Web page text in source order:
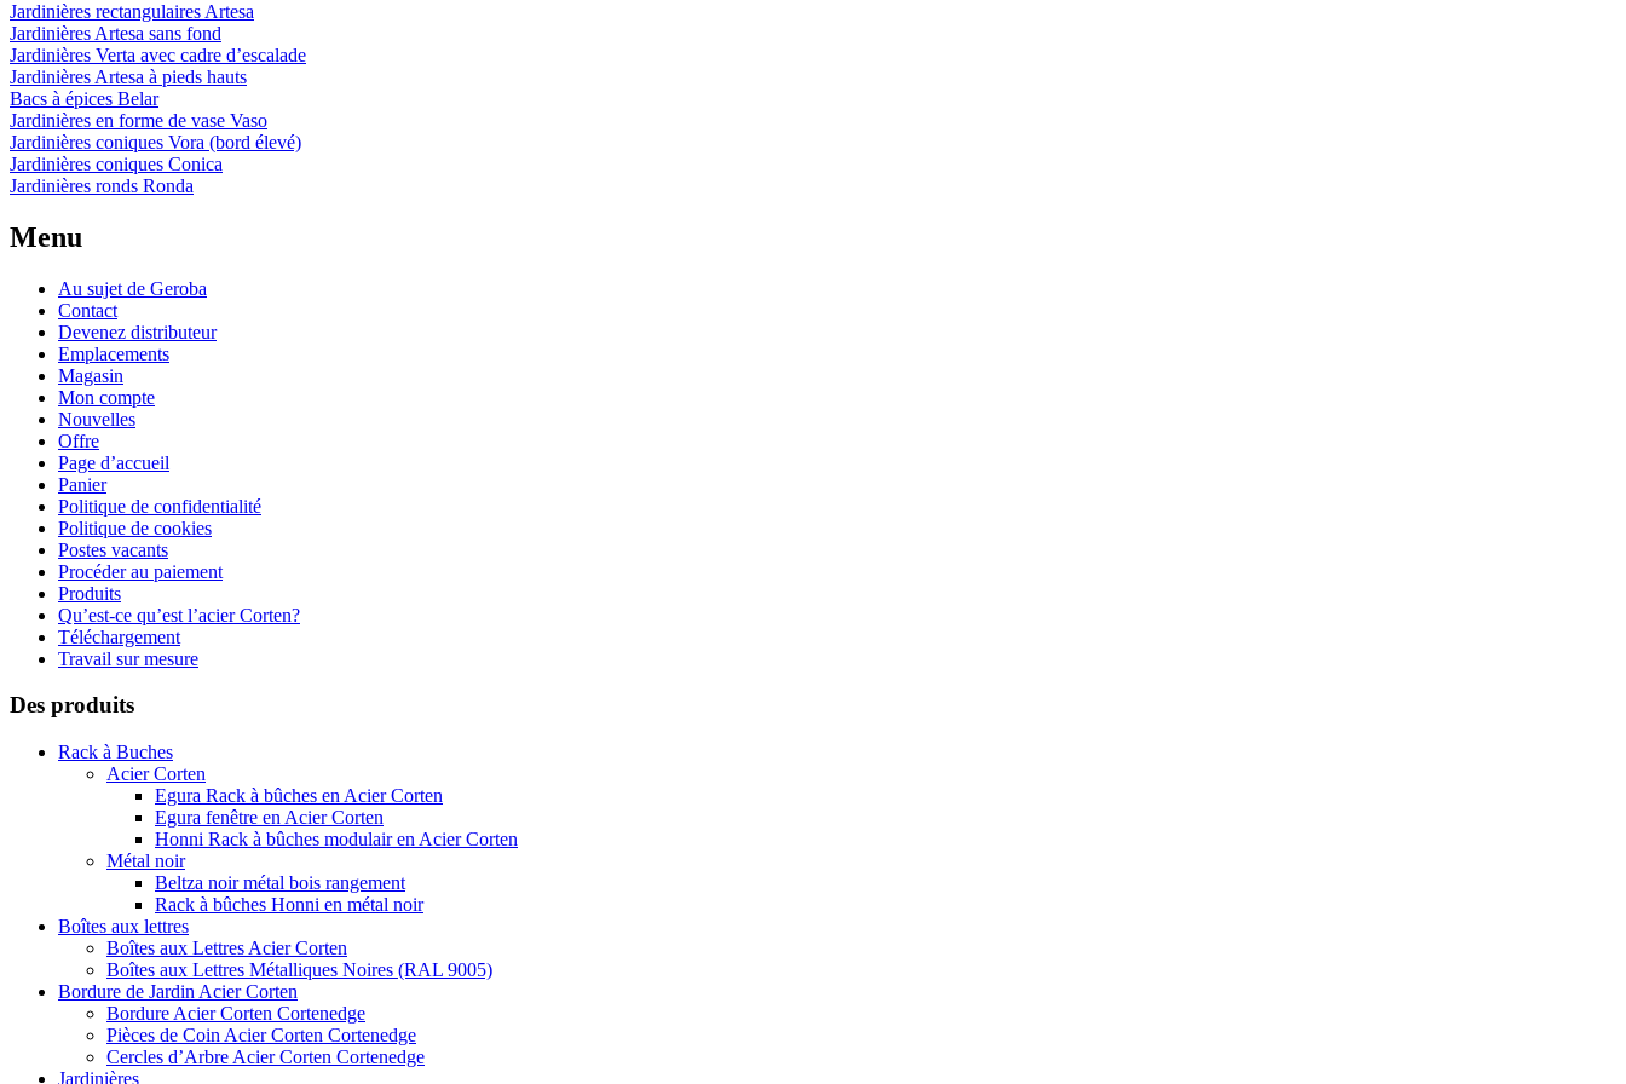
Jardinières rectangulaires Artesa
Jardinières Artesa sans fond
Jardinières Verta avec cadre d’escalade
Jardinières Artesa à pieds hauts
Bacs à épices Belar
Jardinières en forme de vase Vaso
Jardinières coniques Vora (bord élevé)
Jardinières coniques Conica
Jardinières ronds Ronda
Menu
Au sujet de Geroba
Contact
Devenez distributeur
Emplacements
Magasin
Mon compte
Nouvelles
Offre
Page d’accueil
Panier
Politique de confidentialité
Politique de cookies
Postes vacants
Procéder au paiement
Produits
Qu’est-ce qu’est l’acier Corten?
Téléchargement
Travail sur mesure
Des produits
Rack à Buches
Acier Corten
Egura Rack à bûches en Acier Corten
Egura fenêtre en Acier Corten
Honni Rack à bûches modulair en Acier Corten
Métal noir
Beltza noir métal bois rangement
Rack à bûches Honni en métal noir
Boîtes aux lettres
Boîtes aux Lettres Acier Corten
Boîtes aux Lettres Métalliques Noires (RAL 9005)
Bordure de Jardin Acier Corten
Bordure Acier Corten Cortenedge
Pièces de Coin Acier Corten Cortenedge
Cercles d’Arbre Acier Corten Cortenedge
Jardinières